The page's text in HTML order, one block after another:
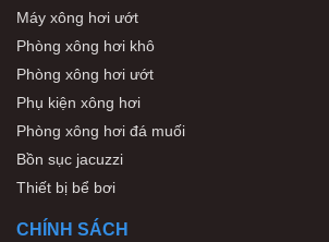
Máy xông hơi ướt
Phòng xông hơi khô
Phòng xông hơi ướt
Phụ kiện xông hơi
Phòng xông hơi đá muối
Bồn sục jacuzzi
Thiết bị bể bơi
CHÍNH SÁCH